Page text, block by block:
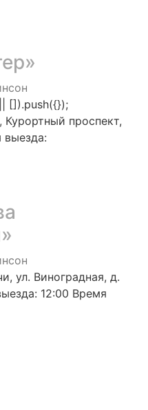
[]).push({});
проспект,
выезда:
ул. Виноградная, д.
12:00 Время